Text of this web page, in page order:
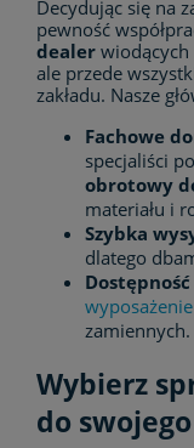
Decydując się na
pewność
dealer
ale przede
zakładu. Nasze
Fachowe
specjaliści
obrotowy
materiału i
Szybka
dlatego
Dostępność
zamiennych.
Wybierz
do